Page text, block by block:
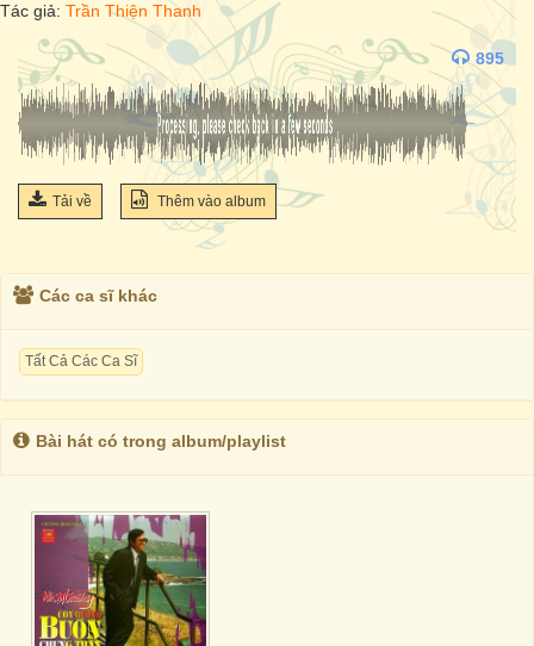
Tác giả: Trần Thiện Thanh
895
Tải về Thêm vào album
Các ca sĩ khác
Tất Cả Các Ca Sĩ
Bài hát có trong album/playlist